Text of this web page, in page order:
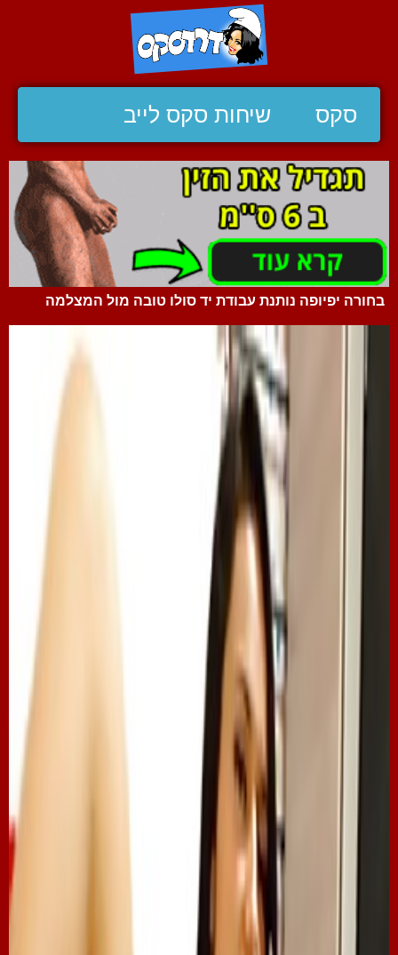
סקס שיחות סקס לייב
בחורה יפיופה נותנת עבודת יד סולו טובה מול המצלמה